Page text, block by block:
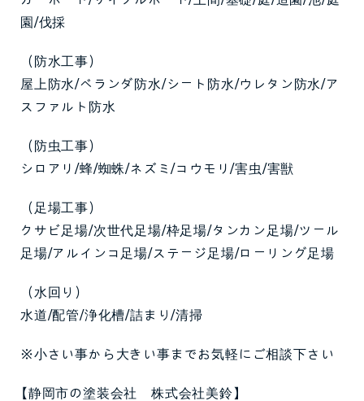
園/伐採
（防水工事）
屋上防水/ベランダ防水/シート防水/ウレタン防水/ア
スファルト防水
（防虫工事）
シロアリ/蜂/蜘蛛/ネズミ/コウモリ/害虫/害獣
（足場工事）
クサビ足場/次世代足場/枠足場/タンカン足場/ツール
足場/アルインコ足場/ステージ足場/ローリング足場
（水回り）
水道/配管/浄化槽/詰まり/清掃
※小さい事から大きい事までお気軽にご相談下さい
【静岡市の塗装会社 株式会社美鈴】